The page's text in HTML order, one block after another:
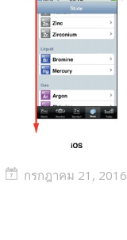
กรกฎาคม 21, 2016